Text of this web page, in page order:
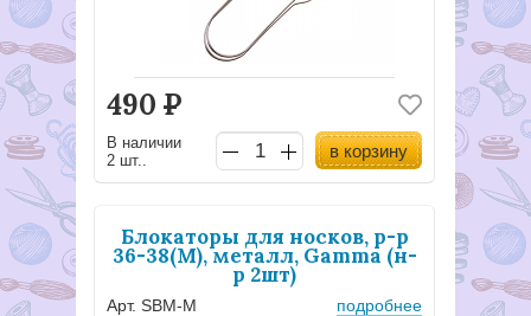
490 Р
В наличии
2 шт..
в корзину
Блокаторы для носков, р-р
36-38(М), металл, Gamma (н-
р 2шт)
Арт. SBM-М подробнее